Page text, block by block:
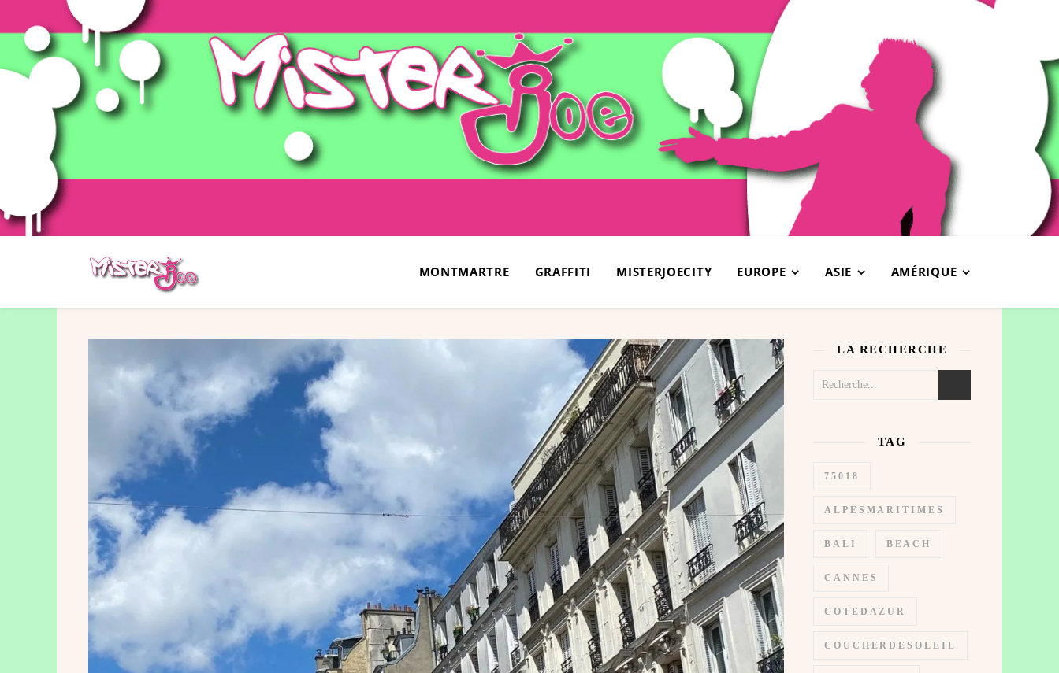
MONTMARTRE GRAFFITI MISTERJOECITY EUROPE ASIE AMÉRIQUE
LA RECHERCHE
TAG
75018
ALPESMARITIMES
BALI BEACH
CANNES
COTEDAZUR
COUCHERDESOLEIL